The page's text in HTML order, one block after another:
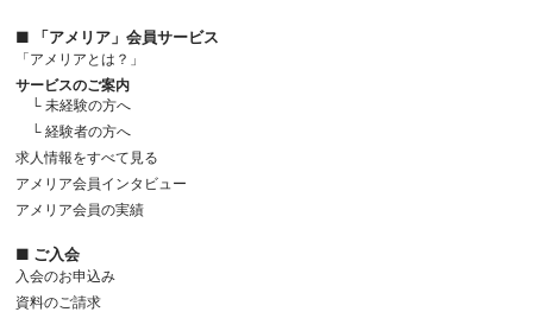
■ 「アメリア」会員サービス
「アメリアとは？」
サービスのご案内
└ 未経験の方へ
└ 経験者の方へ
求人情報をすべて見る
アメリア会員インタビュー
アメリア会員の実績
■ ご入会
入会のお申込み
資料のご請求